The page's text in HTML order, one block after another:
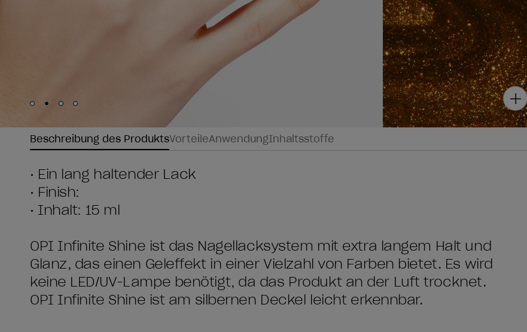
Skip to slide
Skip to slide
Skip to slide
Skip to slide
Beschreibung des ProduktsVorteileAnwendungInhaltsstoffe
• Ein lang haltender Lack
• Finish:
• Inhalt: 15 ml
OPI Infinite Shine ist das Nagellacksystem mit extra langem Halt und
Glanz, das einen Geleffekt in einer Vielzahl von Farben bietet. Es wird
keine LED/UV-Lampe benötigt, da das Produkt an der Luft trocknet.
OPI Infinite Shine ist am silbernen Deckel leicht erkennbar.